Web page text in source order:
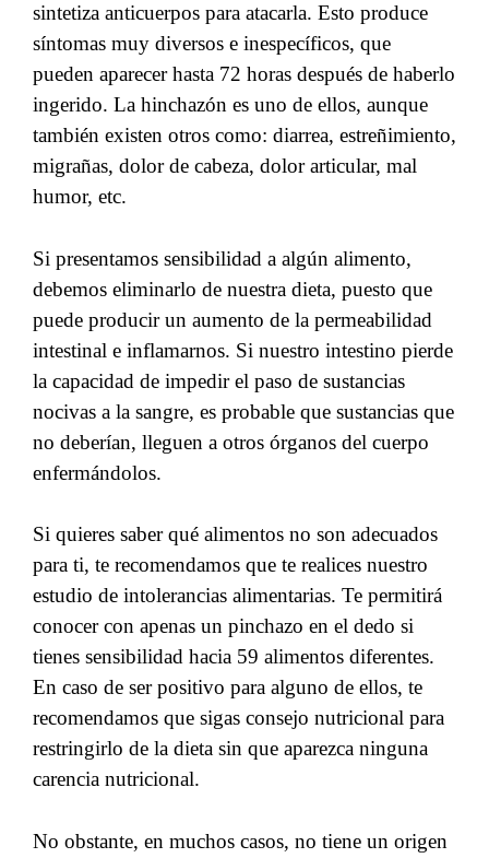
sintetiza anticuerpos para atacarla. Esto produce
síntomas muy diversos e inespecíficos, que
pueden aparecer hasta 72 horas después de haberlo
ingerido. La hinchazón es uno de ellos, aunque
también existen otros como: diarrea, estreñimiento,
migrañas, dolor de cabeza, dolor articular, mal
humor, etc.
Si presentamos sensibilidad a algún alimento,
debemos eliminarlo de nuestra dieta, puesto que
puede producir un aumento de la permeabilidad
intestinal e inflamarnos. Si nuestro intestino pierde
la capacidad de impedir el paso de sustancias
nocivas a la sangre, es probable que sustancias que
no deberían, lleguen a otros órganos del cuerpo
enfermándolos.
Si quieres saber qué alimentos no son adecuados
para ti, te recomendamos que te realices nuestro
estudio de intolerancias alimentarias. Te permitirá
conocer con apenas un pinchazo en el dedo si
tienes sensibilidad hacia 59 alimentos diferentes.
En caso de ser positivo para alguno de ellos, te
recomendamos que sigas consejo nutricional para
restringirlo de la dieta sin que aparezca ninguna
carencia nutricional.
No obstante, en muchos casos, no tiene un origen